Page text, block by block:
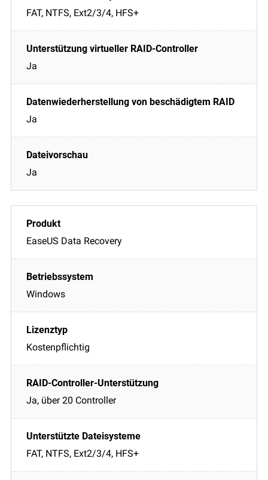
FAT, NTFS, Ext2/3/4, HFS+
Ja
Ja
Ja
EaseUS Data Recovery
Windows
Kostenpflichtig
Ja, über 20 Controller
FAT, NTFS, Ext2/3/4, HFS+